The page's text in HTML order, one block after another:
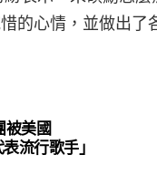
的心情，並做出了
被美國
流行歌手」